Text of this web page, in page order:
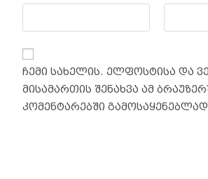
ჩემი სახელის. ელფოსტისა და
მისამართის შენახვა ამ
კომენტარებში